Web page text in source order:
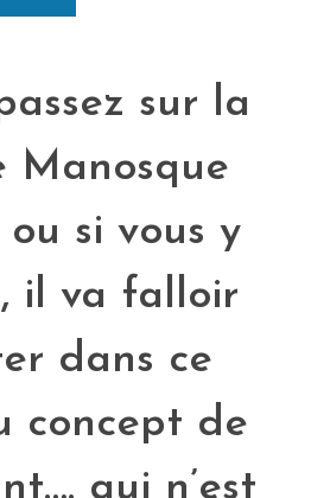
sur la
Manosque
ou si vous y
il va falloir
dans ce
concept de
qui n’est